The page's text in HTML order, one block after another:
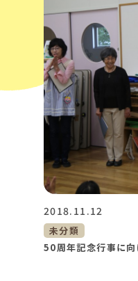
2018.11.12
未分類
50周年記念行事に向